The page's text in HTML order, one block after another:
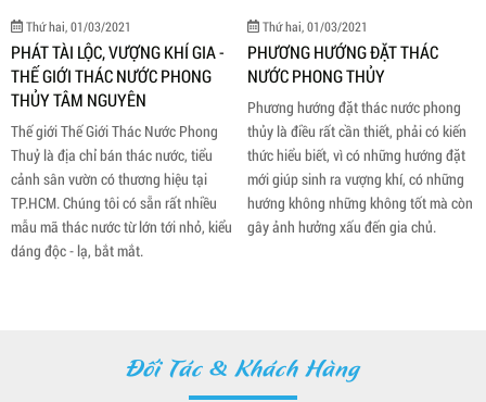
Thứ hai, 01/03/2021
PHÁT TÀI LỘC, VƯỢNG KHÍ GIA -
THẾ GIỚI THÁC NƯỚC PHONG
Thế giới Thế Giới Thác Nước Phong
Thuỷ là địa chỉ bán thác nước, tiểu
cảnh sân vườn có thương hiệu tại
TP.HCM. Chúng tôi có sẵn rất nhiều
mẫu mã thác nước từ lớn tới nhỏ, kiểu
Thứ hai, 01/03/2021
PHƯƠNG HƯỚNG ĐẶT THÁC
Phương hướng đặt thác nước phong
thủy là điều rất cần thiết, phải có kiến
thức hiểu biết, vì có những hướng đặt
mới giúp sinh ra vượng khí, có những
hướng không những không tốt mà còn
Đối Tác & Khách Hàng